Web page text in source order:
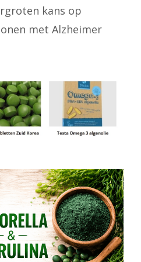
kans op
met Alzheimer